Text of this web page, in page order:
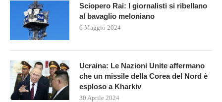
Sciopero Rai: I giornalisti si ribellano
al bavaglio meloniano
6 Maggio 2024
Ucraina: Le Nazioni Unite affermano
che un missile della Corea del Nord è
esploso a Kharkiv
30 Aprile 2024